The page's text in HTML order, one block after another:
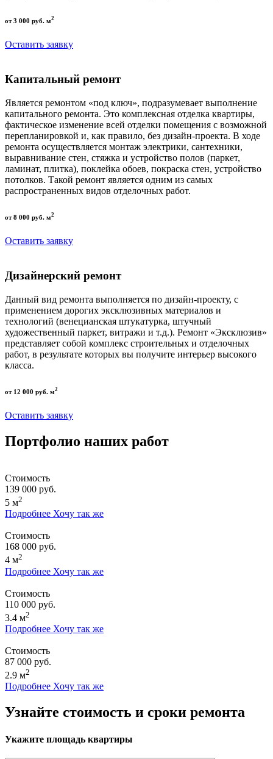
от 3 000 руб. м2
Оставить заявку
Капитальный ремонт
Является ремонтом «под ключ», подразумевает выполнение
капитального ремонта. Это комплексная отделка квартиры,
фактическое изменение всей отделки помещения с возможной
перепланировкой и, как правило, без дизайн-проекта. В ходе
ремонта осуществляется монтаж электрики, сантехники,
выравнивание стен, стяжка и устройство полов (паркет,
ламинат, плитка), поклейка обоев, покраска стен, устройство
потолков. Такой ремонт является одним из самых
распространенных видов отделочных работ.
от 8 000 руб. м2
Оставить заявку
Дизайнерский ремонт
Данный вид ремонта выполняется по дизайн-проекту, с
применением дорогих эксклюзивных материалов и
технологий (венецианская штукатурка, штучный
художественный паркет, витражи и т.д.). Ремонт «Эксклюзив»
представляет собой комплекс строительных и отделочных
работ, в результате которых вы получите интерьер высокого
класса.
от 12 000 руб. м2
Оставить заявку
Портфолио наших работ
Стоимость
139 000 руб.
5 м2
Подробнее Хочу так же
Стоимость
168 000 руб.
4 м2
Подробнее Хочу так же
Стоимость
110 000 руб.
3.4 м2
Подробнее Хочу так же
Стоимость
87 000 руб.
2.9 м2
Подробнее Хочу так же
Узнайте стоимость и сроки ремонта
Укажите площадь квартиры